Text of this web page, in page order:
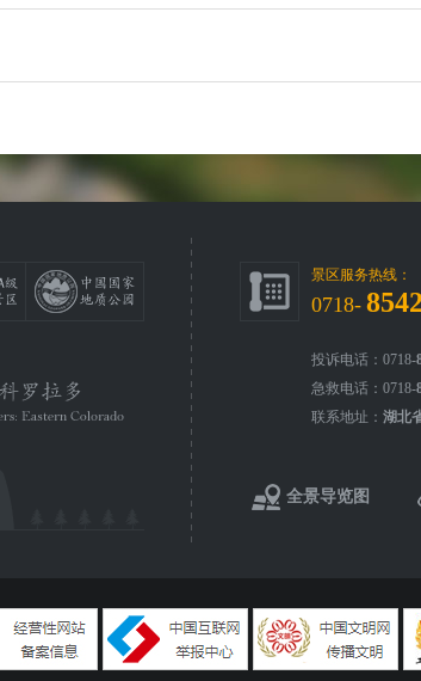
景区服务热线：
0718-
投诉电话：0718-
急救电话：0718-
联系地址： 湖北
全景导览图